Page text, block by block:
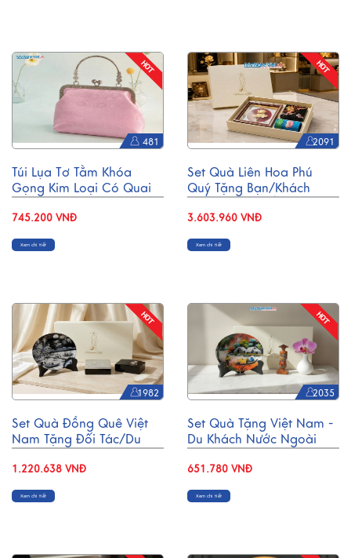
481
Túi Lụa Tơ Tằm Khóa
Gọng Kim Loại Có Quai
745.200 VNĐ
Xem chi tiết
2091
Set Quà Liên Hoa Phú
Quý Tặng Bạn/Khách
Lót Ly & Cắm Bút
CBQT006
3.603.960 VNĐ
Xem chi tiết
1982
Set Quà Đồng Quê Việt
Nam Tặng Đối Tác/Du
Sơn Mài/ Hộp Namecard
& Đế Lót Ly Sơn Mài
CBQT002
1.220.638 VNĐ
Xem chi tiết
2035
Set Quà Tặng Việt Nam -
Du Khách Nước Ngoài
651.780 VNĐ
Xem chi tiết